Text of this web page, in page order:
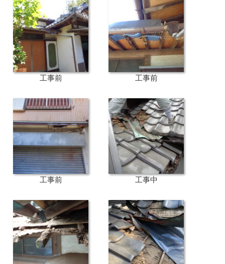
工事前 工事前
工事前 工事中